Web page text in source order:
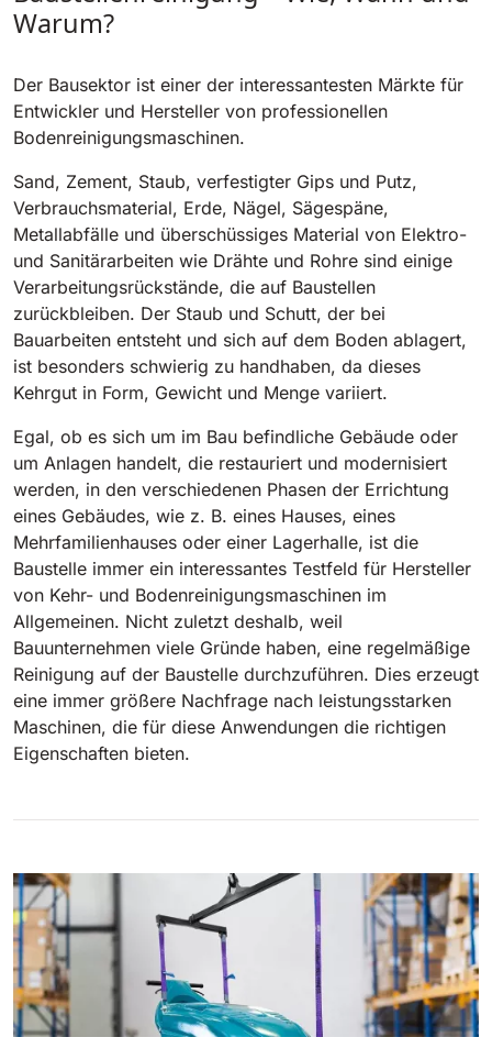
E61
610 mm 2625 m²/h
E71
710 mm 3195 m²/h
E81
810 mm 3645 m²/h
Aufsitz-Scheuersaugmaschinen
Alle anzeigen
E65
650 mm 3900 m²/h
E75
4980 m²/h
810 mm 6075 m²/h
Tigra
Rider 1201
1200 mm
Rider Lift
1200 mm 7865 m²/h
Xtrema
1400 mm 12600 m²/h
Magnum
1570 mm 18840 m²/h
Bull 200
2100 mm 29400 m²/h
Warum?
Der Bausektor ist einer der interessantesten Märkte für
Entwickler und Hersteller von professionellen
Bodenreinigungsmaschinen.
Sand, Zement, Staub, verfestigter Gips und Putz,
Verbrauchsmaterial, Erde, Nägel, Sägespäne,
Metallabfälle und überschüssiges Material von Elektro-
und Sanitärarbeiten wie Drähte und Rohre sind einige
Verarbeitungsrückstände, die auf Baustellen
zurückbleiben. Der Staub und Schutt, der bei
Bauarbeiten entsteht und sich auf dem Boden ablagert,
ist besonders schwierig zu handhaben, da dieses
Kehrgut in Form, Gewicht und Menge variiert.
Egal, ob es sich um im Bau befindliche Gebäude oder
um Anlagen handelt, die restauriert und modernisiert
werden, in den verschiedenen Phasen der Errichtung
eines Gebäudes, wie z. B. eines Hauses, eines
Mehrfamilienhauses oder einer Lagerhalle, ist die
Baustelle immer ein interessantes Testfeld für Hersteller
von Kehr- und Bodenreinigungsmaschinen im
Allgemeinen. Nicht zuletzt deshalb, weil
Bauunternehmen viele Gründe haben, eine regelmäßige
Reinigung auf der Baustelle durchzuführen. Dies erzeugt
eine immer größere Nachfrage nach leistungsstarken
Maschinen, die für diese Anwendungen die richtigen
Eigenschaften bieten.